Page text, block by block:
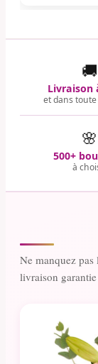
🚚
Livraison
et dans
🌸
500+
à
Ne manquez
livraison garantie